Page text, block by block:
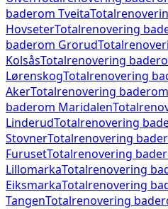
baderom Tveita
HovseterTotalrenovering
baderom Grorud
KolsåsTotalrenovering
LørenskogTotalrenovering
AkerTotalrenovering baderom
baderom Maridalen
LinderudTotalrenovering
StovnerTotalrenovering
FurusetTotalrenovering
LillomarkaTotalrenovering
EiksmarkaTotalrenovering
TangenTotalrenovering